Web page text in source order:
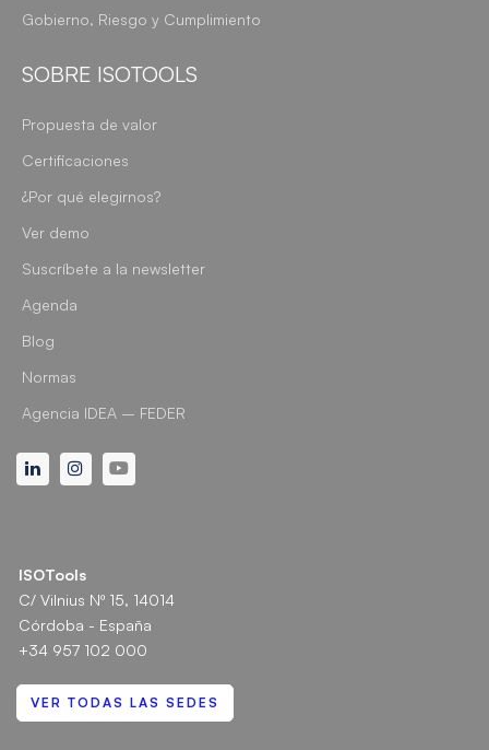
Gobierno, Riesgo y Cumplimiento
SOBRE ISOTOOLS
Propuesta de valor
Certificaciones
¿Por qué elegirnos?
Ver demo
Suscríbete a la newsletter
Agenda
Blog
Normas
Agencia IDEA – FEDER
LinkedinInstagramYoutube
ISOTools
C/ Vilnius Nº 15, 14014
Córdoba - España
+34 957 102 000
VER TODAS LAS SEDES